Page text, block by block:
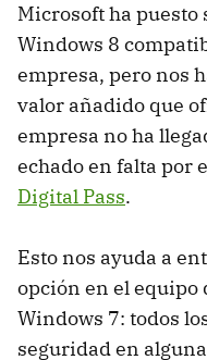
Microsoft ha puesto
Windows 8
empresa, pero nos
valor añadido que
empresa no ha
echado en falta por
Digital Pass.
Esto nos ayuda a
opción en el equipo
Windows 7: todos
seguridad en